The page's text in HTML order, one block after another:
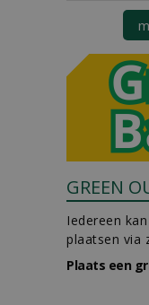
GREEN
Iedereen
plaatsen via
Plaats een